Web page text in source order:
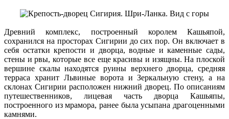
Древний комплекс, построенный королем Кашьяпой,
сохранился на просторах Сигирии до сих пор. Он включает в
себя остатки крепости и дворца, водные и каменные сады,
стены и рвы, которые все еще красивы и изящны. На плоской
вершине скалы находятся руины верхнего дворца, средняя
терраса хранит Львиные ворота и Зеркальную стену, а на
склонах Сигирии расположен нижний дворец. По описаниям
путешественников, лицевая часть дворца Кашьяпы,
построенного из мрамора, ранее была усыпана драгоценными
камнями.